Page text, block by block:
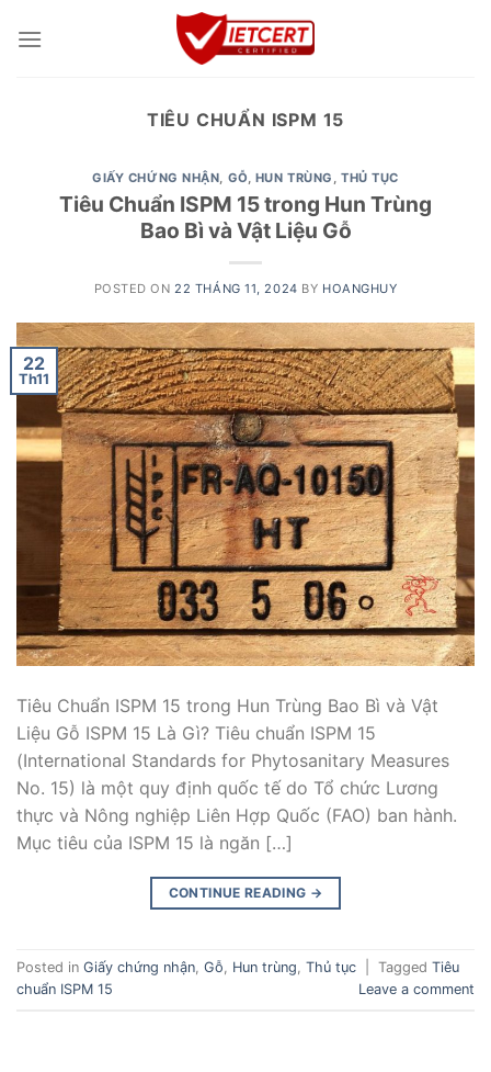
TIÊU CHUẨN ISPM 15
GIẤY CHỨNG NHẬN, GỖ, HUN TRÙNG ,THỦ TỤC
Tiêu Chuẩn ISPM 15 trong Hun Trùng
Bao Bì và Vật Liệu Gỗ
POSTED ON 22 THÁNG 11, 2024 BY HOANGHUY
22
Th11
Tiêu Chuẩn ISPM 15 trong Hun Trùng Bao Bì và Vật
Liệu Gỗ ISPM 15 Là Gì? Tiêu chuẩn ISPM 15
(International Standards for Phytosanitary Measures
No. 15) là một quy định quốc tế do Tổ chức Lương
thực và Nông nghiệp Liên Hợp Quốc (FAO) ban hành.
Mục tiêu của ISPM 15 là ngăn […]
CONTINUE READING →
Posted in Giấy chứng nhận, Gỗ, Hun trùng, Thủ tục Tagged Tiêu
chuẩn ISPM 15
Leave a comment